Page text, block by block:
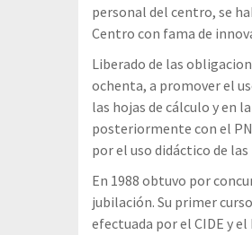
personal del centro, se
Centro con fama de
Liberado de las
ochenta, a promover el
las hojas de cálculo y en
posteriormente con el
por el uso didáctico de
En 1988 obtuvo por
jubilación. Su primer
efectuada por el CIDE y